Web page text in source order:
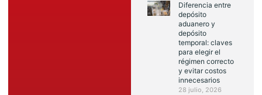
Diferencia entre
depósito
aduanero y
depósito
temporal: claves
para elegir el
régimen correcto
y evitar costos
innecesarios
28 julio, 2026